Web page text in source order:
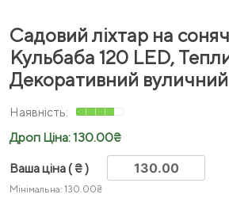
Садовий ліхтар на
Кульбаба 120 LED,
Декоративний вуличний
Дроп Ціна:130.00₴
Ваша ціна( ₴ )
Мінімальна: 130.00₴